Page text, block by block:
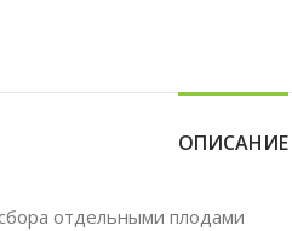
ОПИСАНИЕ
отдельными плодами